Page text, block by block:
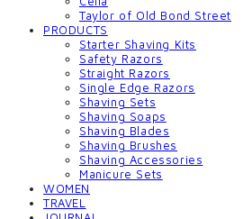
Taylor of Old Bond Street
PRODUCTS
Starter Shaving Kits
Safety Razors
Straight Razors
Single Edge Razors
Shaving Sets
Shaving Soaps
Shaving Blades
Shaving Brushes
Shaving Accessories
Manicure Sets
WOMEN
TRAVEL